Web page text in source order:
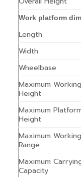
Work platform
Length
Width
Wheelbase
Maximum Working
Height
Maximum
Height
Maximum Working
Range
Maximum
Capacity